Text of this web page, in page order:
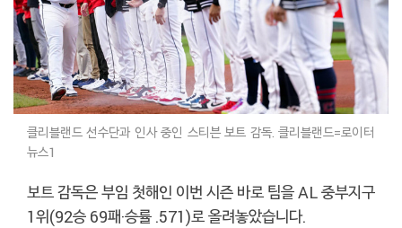
클리블랜드 선수단과 인사 중인 스티븐 보트 감독. 클리블랜드=로이터
뉴스1
보트 감독은 부임 첫해인 이번 시즌 바로 팀을 AL 중부지구
1위(92승 69패·승률 .571)로 올려놓았습니다.